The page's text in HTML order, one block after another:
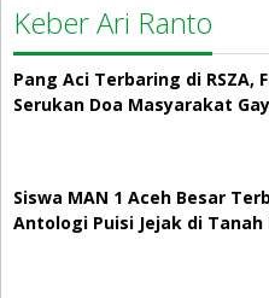
Keber Ari Ranto
Pang Aci Terbaring di RSZA,
Serukan Doa Masyarakat
Siswa MAN 1 Aceh Besar
Antologi Puisi Jejak di Tanah